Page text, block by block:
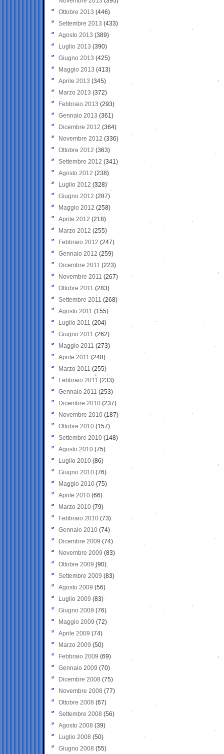
Ottobre 2013 (446)
Settembre 2013 (433)
Agosto 2013 (389)
Luglio 2013 (390)
Giugno 2013 (425)
Maggio 2013 (413)
Aprile 2013 (345)
Marzo 2013 (372)
Febbraio 2013 (293)
Gennaio 2013 (361)
Dicembre 2012 (364)
Novembre 2012 (336)
Ottobre 2012 (363)
Settembre 2012 (341)
Agosto 2012 (238)
Luglio 2012 (328)
Giugno 2012 (287)
Maggio 2012 (258)
Aprile 2012 (218)
Marzo 2012 (255)
Febbraio 2012 (247)
Gennaio 2012 (259)
Dicembre 2011 (223)
Novembre 2011 (267)
Ottobre 2011 (283)
Settembre 2011 (268)
Agosto 2011 (155)
Luglio 2011 (204)
Giugno 2011 (262)
Maggio 2011 (273)
Aprile 2011 (248)
Marzo 2011 (255)
Febbraio 2011 (233)
Gennaio 2011 (253)
Dicembre 2010 (237)
Novembre 2010 (187)
Ottobre 2010 (157)
Settembre 2010 (148)
Agosto 2010 (75)
Luglio 2010 (86)
Giugno 2010 (76)
Maggio 2010 (75)
Aprile 2010 (66)
Marzo 2010 (79)
Febbraio 2010 (73)
Gennaio 2010 (74)
Dicembre 2009 (74)
Novembre 2009 (83)
Ottobre 2009 (90)
Settembre 2009 (83)
Agosto 2009 (56)
Luglio 2009 (83)
Giugno 2009 (76)
Maggio 2009 (72)
Aprile 2009 (74)
Marzo 2009 (50)
Febbraio 2009 (69)
Gennaio 2009 (70)
Dicembre 2008 (75)
Novembre 2008 (77)
Ottobre 2008 (67)
Settembre 2008 (56)
Agosto 2008 (39)
Luglio 2008 (50)
Giugno 2008 (55)